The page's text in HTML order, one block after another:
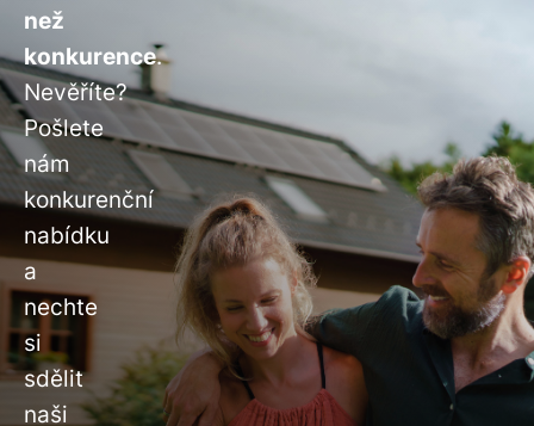
než
konkurence.
Nevěříte?
Pošlete
nám
konkurenční
nabídku
a
nechte
si
sdělit
naši